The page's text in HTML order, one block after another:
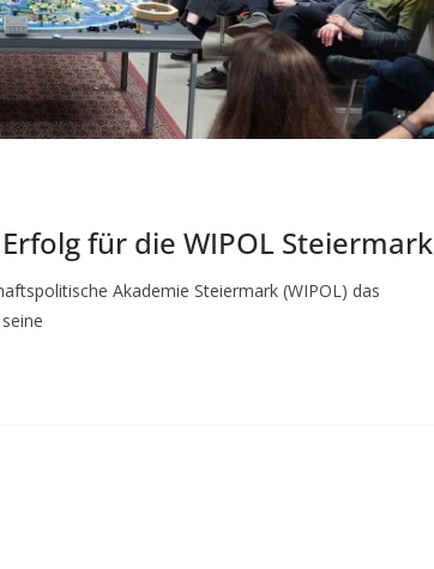
für die WIPOL Steiermark
Akademie Steiermark (WIPOL) das